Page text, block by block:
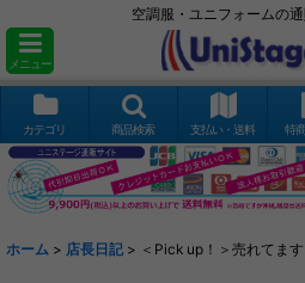
空調服・ユニフォームの
メニュー
カテゴリ 商品検索 支払い・送料 特
ホーム > 店長日記 > ＜Pick up！＞売れてま